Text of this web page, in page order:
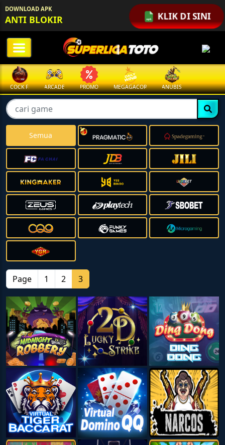
KLIK DI SINI
DOWNLOAD APK
ANTI BLOKIR
COCK F. ARCADE PROMO MEGAGACOR ANUBIS
Semua
Page 1 2 3